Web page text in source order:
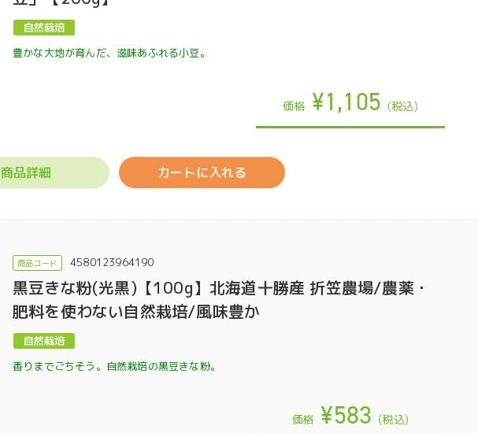
豊かな大地が育んだ、滋味あふれる小豆。
価格 ¥1,105 (税込)
商品詳細 カートに入れる
4580123964190
黒豆きな粉(光黒)【100g】北海道十勝産 折笠農場/農薬・
肥料を使わない自然栽培/風味豊か
香りまでごちそう。自然栽培の黒豆きな粉。
価格 ¥583 (税込)